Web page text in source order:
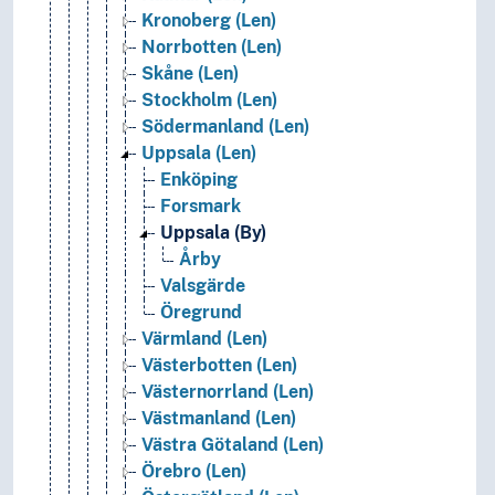
Kronoberg (Len)
Norrbotten (Len)
Skåne (Len)
Stockholm (Len)
Södermanland (Len)
Uppsala (Len)
Enköping
Forsmark
Uppsala (By)
Årby
Valsgärde
Öregrund
Värmland (Len)
Västerbotten (Len)
Västernorrland (Len)
Västmanland (Len)
Västra Götaland (Len)
Örebro (Len)